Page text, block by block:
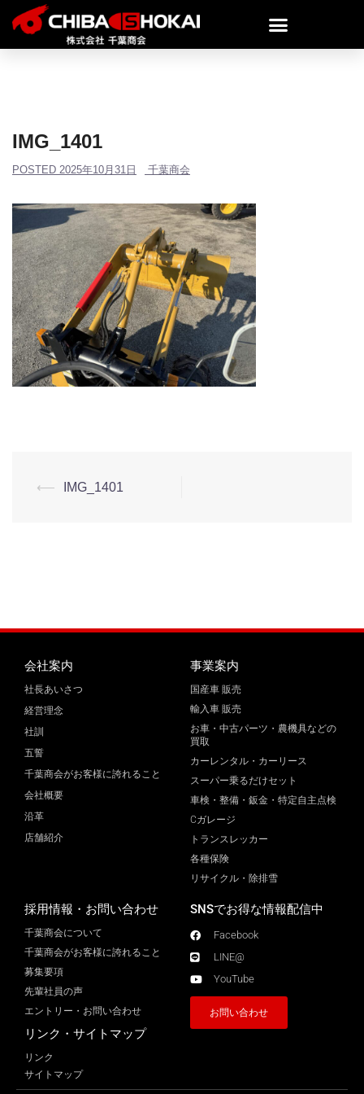
IMG_1401
POSTED 2025年10月31日 千葉商会
⟵ IMG_1401
会社案内
社長あいさつ
経営理念
社訓
五誓
千葉商会がお客様に誇れること
会社概要
沿革
店舗紹介
事業案内
国産車 販売
輸入車 販売
お車・中古パーツ・農機具などの
買取
カーレンタル・カーリース
スーパー乗るだけセット
車検・整備・鈑金・特定自主点検
Cガレージ
トランスレッカー
各種保険
リサイクル・除排雪
採用情報・お問い合わせ
千葉商会について
千葉商会がお客様に誇れること​
募集要項
先輩社員の声
エントリー・お問い合わせ
リンク・サイトマップ
リンク
サイトマップ
SNSでお得な情報配信中
Facebook
LINE@
YouTube
お問い合わせ